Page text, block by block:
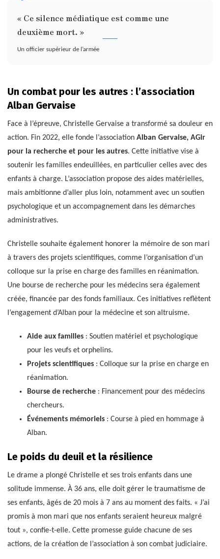
« Ce silence médiatique est comme une
deuxième mort. »
Un officier supérieur de l’armée
Un combat pour les autres : l’association
Alban Gervaise
Face à l’épreuve, Christelle Gervaise a transformé sa douleur en
action. Fin 2022, elle fonde l’association Alban Gervaise, AGir
pour la recherche et pour les autres. Cette initiative vise à
soutenir les familles endeuillées, en particulier celles avec des
enfants à charge. L’association propose des aides matérielles,
mais ambitionne d’aller plus loin, notamment avec un soutien
psychologique et un accompagnement dans les démarches
administratives.
Christelle souhaite également honorer la mémoire de son mari
à travers des projets scientifiques, comme l’organisation d’un
colloque sur la prise en charge des familles en réanimation.
Une bourse de recherche pour les médecins sera également
créée, financée par des fonds familiaux. Ces initiatives reflètent
l’engagement d’Alban pour la médecine et son altruisme.
Aide aux familles : Soutien matériel et psychologique
pour les veufs et orphelins.
Projets scientifiques : Colloque sur la prise en charge en
réanimation.
Bourse de recherche : Financement pour des médecins
chercheurs.
Événements mémoriels : Course à pied en hommage à
Alban.
Le poids du deuil et la résilience
Le drame a plongé Christelle et ses trois enfants dans une
solitude immense. À 36 ans, elle doit gérer le traumatisme de
ses enfants, âgés de 20 mois à 7 ans au moment des faits. « J’ai
promis à mon mari que nos enfants seraient heureux malgré
tout », confie-t-elle. Cette promesse guide chacune de ses
actions, de la création de l’association à son combat judiciaire.